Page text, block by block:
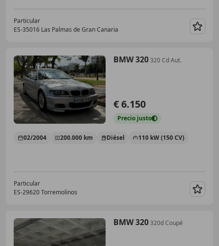
Particular
ES-35016 Las Palmas de Gran Canaria
BMW 320320 Cd Aut.
€ 6.150
Precio justo
02/2004 200.000 km Diésel 110 kW (150 CV)
Particular
ES-29620 Torremolinos
BMW 320320d Coupé